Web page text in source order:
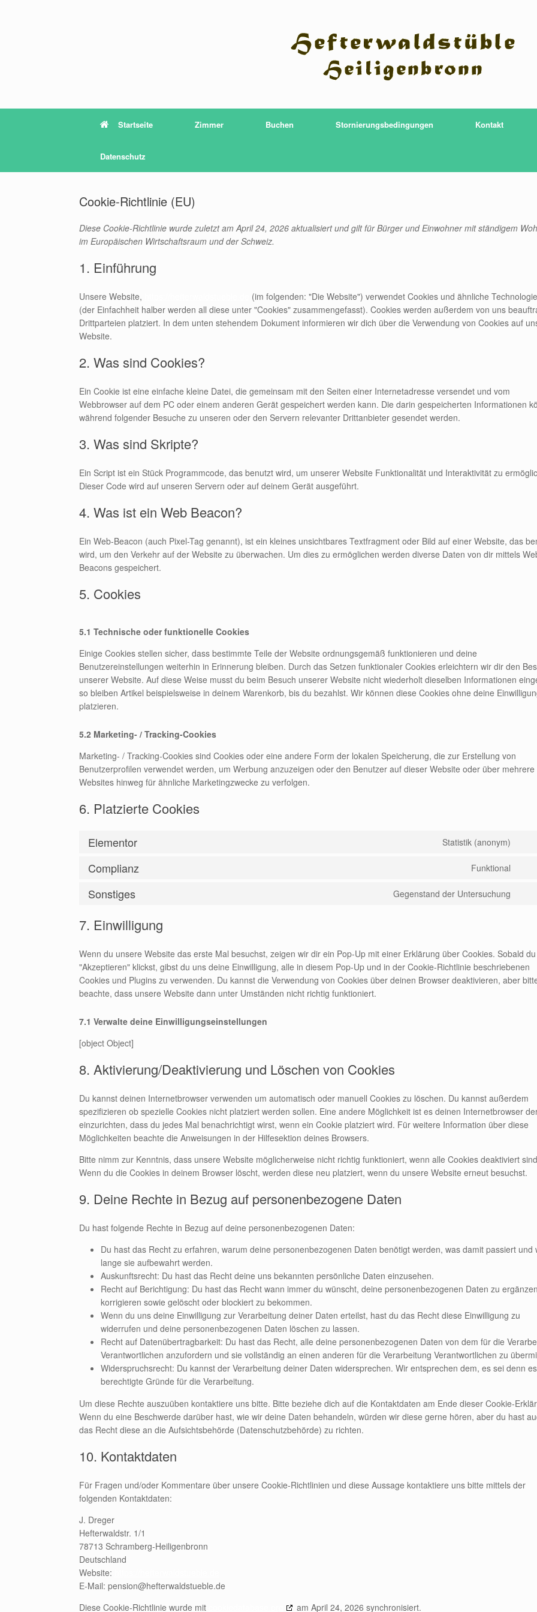
Startseite Zimmer Buchen Stornierungsbedingungen Kontakt
Datenschutz
Cookie-Richtlinie (EU)
Diese Cookie-Richtlinie wurde zuletzt am April 24, 2026 aktualisiert und gilt für Bürger und Einwohner mit ständigem
im Europäischen Wirtschaftsraum und der Schweiz.
1. Einführung
Unsere Website,
(im folgenden: "Die Website") verwendet Cookies und ähnliche
(der Einfachheit halber werden all diese unter "Cookies" zusammengefasst). Cookies werden außerdem von uns
Drittparteien platziert. In dem unten stehendem Dokument informieren wir dich über die Verwendung von Cookies auf
Website.
2. Was sind Cookies?
Ein Cookie ist eine einfache kleine Datei, die gemeinsam mit den Seiten einer Internetadresse versendet und vom
Webbrowser auf dem PC oder einem anderen Gerät gespeichert werden kann. Die darin gespeicherten Informationen
während folgender Besuche zu unseren oder den Servern relevanter Drittanbieter gesendet werden.
3. Was sind Skripte?
Ein Script ist ein Stück Programmcode, das benutzt wird, um unserer Website Funktionalität und Interaktivität zu
Dieser Code wird auf unseren Servern oder auf deinem Gerät ausgeführt.
4. Was ist ein Web Beacon?
Ein Web-Beacon (auch Pixel-Tag genannt), ist ein kleines unsichtbares Textfragment oder Bild auf einer Website, das
wird, um den Verkehr auf der Website zu überwachen. Um dies zu ermöglichen werden diverse Daten von dir mittels
Beacons gespeichert.
5. Cookies
5.1 Technische oder funktionelle Cookies
Einige Cookies stellen sicher, dass bestimmte Teile der Website ordnungsgemäß funktionieren und deine
Benutzereinstellungen weiterhin in Erinnerung bleiben. Durch das Setzen funktionaler Cookies erleichtern wir dir den
unserer Website. Auf diese Weise musst du beim Besuch unserer Website nicht wiederholt dieselben Informationen
so bleiben Artikel beispielsweise in deinem Warenkorb, bis du bezahlst. Wir können diese Cookies ohne deine
platzieren.
5.2 Marketing- / Tracking-Cookies
Marketing- / Tracking-Cookies sind Cookies oder eine andere Form der lokalen Speicherung, die zur Erstellung von
Benutzerprofilen verwendet werden, um Werbung anzuzeigen oder den Benutzer auf dieser Website oder über mehrere
Websites hinweg für ähnliche Marketingzwecke zu verfolgen.
6. Platzierte Cookies
Elementor Statistik (anonym)
Complianz Funktional
Sonstiges Gegenstand der Untersuchung
7. Einwilligung
Wenn du unsere Website das erste Mal besuchst, zeigen wir dir ein Pop-Up mit einer Erklärung über Cookies. Sobald
"Akzeptieren" klickst, gibst du uns deine Einwilligung, alle in diesem Pop-Up und in der Cookie-Richtlinie beschriebenen
Cookies und Plugins zu verwenden. Du kannst die Verwendung von Cookies über deinen Browser deaktivieren, aber
beachte, dass unsere Website dann unter Umständen nicht richtig funktioniert.
7.1 Verwalte deine Einwilligungseinstellungen
[object Object]
8. Aktivierung/Deaktivierung und Löschen von Cookies
Du kannst deinen Internetbrowser verwenden um automatisch oder manuell Cookies zu löschen. Du kannst außerdem
spezifizieren ob spezielle Cookies nicht platziert werden sollen. Eine andere Möglichkeit ist es deinen Internetbrowser
einzurichten, dass du jedes Mal benachrichtigt wirst, wenn ein Cookie platziert wird. Für weitere Information über diese
Möglichkeiten beachte die Anweisungen in der Hilfesektion deines Browsers.
Bitte nimm zur Kenntnis, dass unsere Website möglicherweise nicht richtig funktioniert, wenn alle Cookies deaktiviert
Wenn du die Cookies in deinem Browser löscht, werden diese neu platziert, wenn du unsere Website erneut besuchst.
9. Deine Rechte in Bezug auf personenbezogene Daten
Du hast folgende Rechte in Bezug auf deine personenbezogenen Daten:
Du hast das Recht zu erfahren, warum deine personenbezogenen Daten benötigt werden, was damit passiert und
lange sie aufbewahrt werden.
Auskunftsrecht: Du hast das Recht deine uns bekannten persönliche Daten einzusehen.
Recht auf Berichtigung: Du hast das Recht wann immer du wünscht, deine personenbezogenen Daten zu
korrigieren sowie gelöscht oder blockiert zu bekommen.
Wenn du uns deine Einwilligung zur Verarbeitung deiner Daten erteilst, hast du das Recht diese Einwilligung zu
widerrufen und deine personenbezogenen Daten löschen zu lassen.
Recht auf Datenübertragbarkeit: Du hast das Recht, alle deine personenbezogenen Daten von dem für die
Verantwortlichen anzufordern und sie vollständig an einen anderen für die Verarbeitung Verantwortlichen zu
Widerspruchsrecht: Du kannst der Verarbeitung deiner Daten widersprechen. Wir entsprechen dem, es sei denn
berechtigte Gründe für die Verarbeitung.
Um diese Rechte auszuüben kontaktiere uns bitte. Bitte beziehe dich auf die Kontaktdaten am Ende dieser Cookie-
Wenn du eine Beschwerde darüber hast, wie wir deine Daten behandeln, würden wir diese gerne hören, aber du hast
das Recht diese an die Aufsichtsbehörde (Datenschutzbehörde) zu richten.
10. Kontaktdaten
Für Fragen und/oder Kommentare über unsere Cookie-Richtlinien und diese Aussage kontaktiere uns bitte mittels der
folgenden Kontaktdaten:
J. Dreger
Hefterwaldstr. 1/1
78713 Schramberg-Heiligenbronn
Deutschland
Website:
E-Mail: pension@hefterwaldstueble.de
Diese Cookie-Richtlinie wurde mit
am April 24, 2026 synchronisiert.